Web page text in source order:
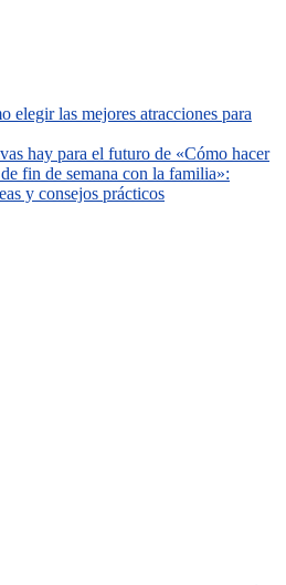
elegir las mejores atracciones para
hay para el futuro de «Cómo hacer
fin de semana con la familia»:
y consejos prácticos